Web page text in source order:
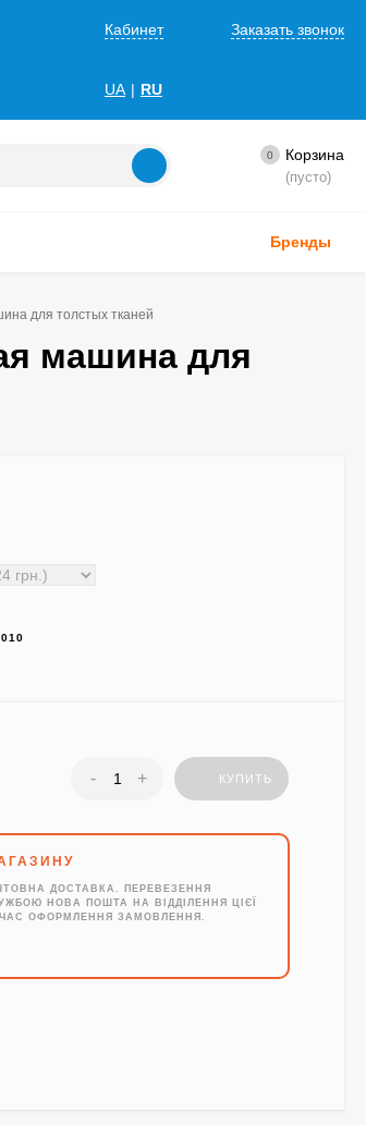
Кабинет Заказать звонок
UA | RU
0 Корзина
(пусто)
Бренды
для толстых тканей
машина для
- + КУПИТЬ
ДОСТАВКА. ПЕРЕВЕЗЕННЯ
НОВА ПОШТА НА ВІДДІЛЕННЯ ЦІЄЇ
ЧАС ОФОРМЛЕННЯ ЗАМОВЛЕННЯ.